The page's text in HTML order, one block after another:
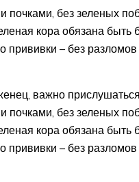
без зеленых
кора обязана быть
прививки – без разломов
важно
без зеленых
кора обязана быть
прививки – без разломов